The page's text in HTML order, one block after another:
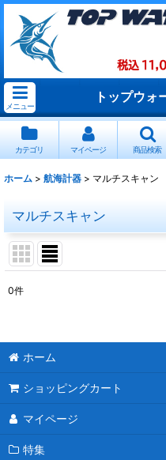
メニュー
トップウォ
カテゴリ マイページ 商品検索
ホーム > 航海計器 > マルチスキャン
マルチスキャン
並び順:
0件
ホーム
ショッピングカート
マイページ
特集